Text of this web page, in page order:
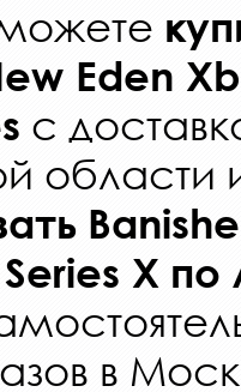
Eden
с
области
X по
в